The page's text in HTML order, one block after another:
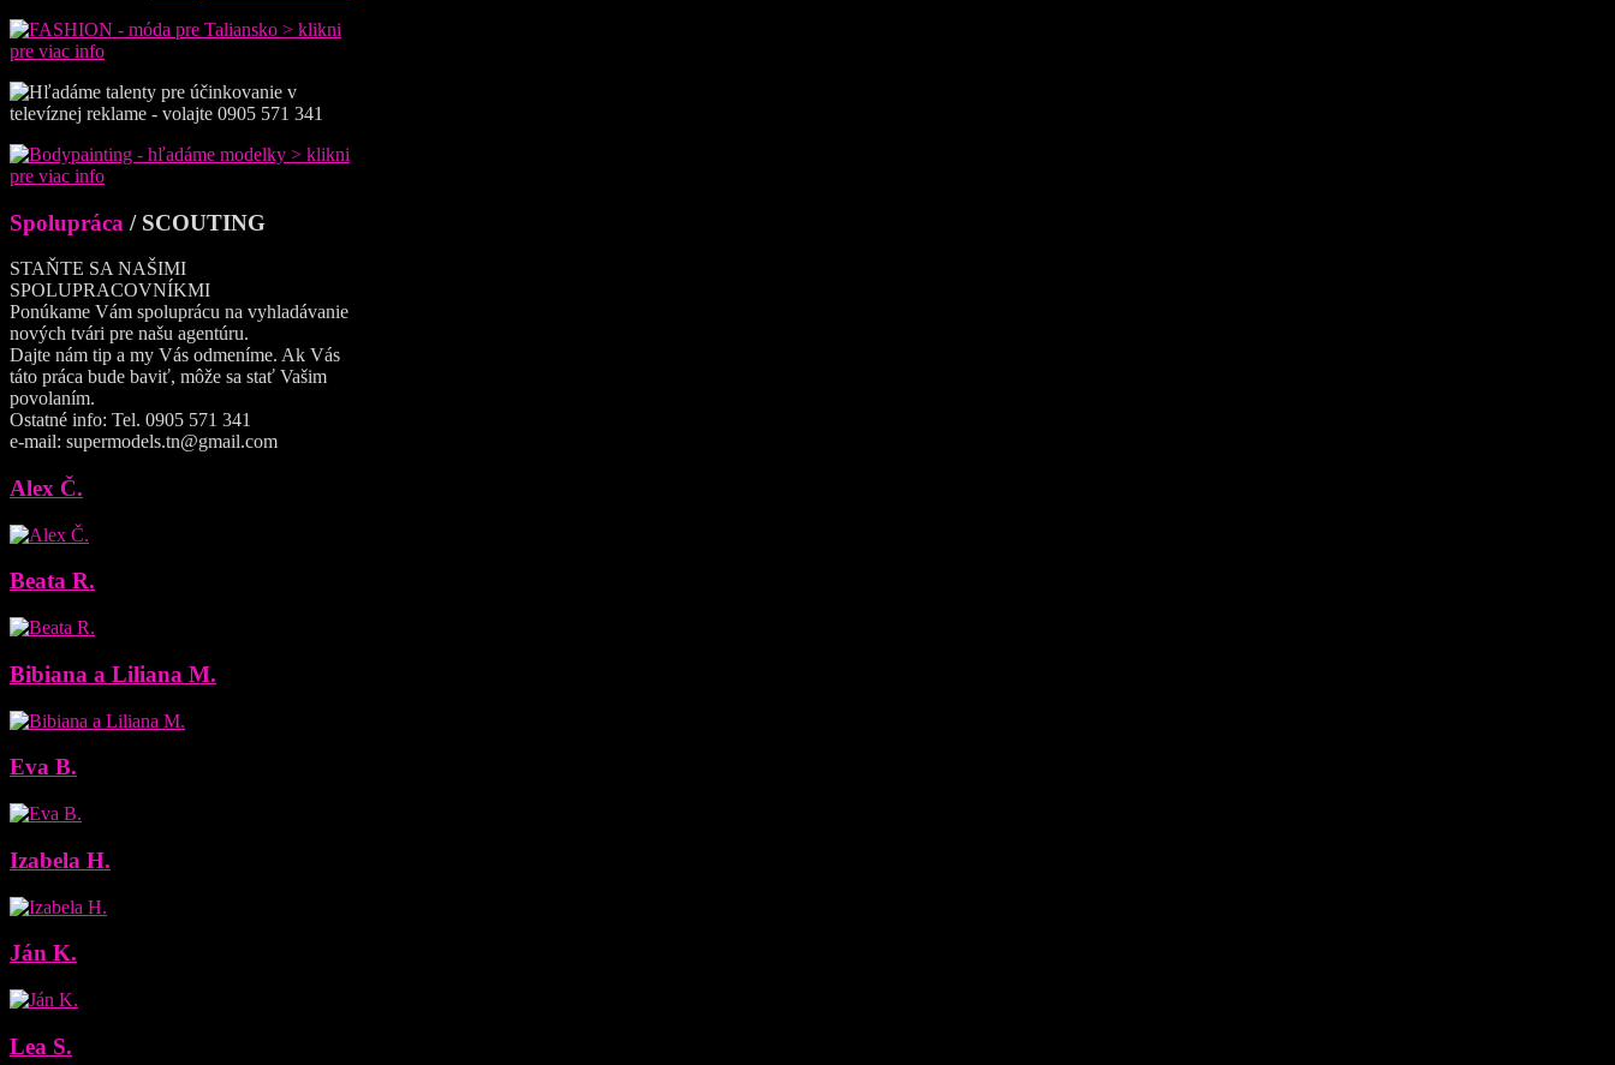
Spolupráca / SCOUTING
STAŇTE SA NAŠIMI
SPOLUPRACOVNÍKMI
Ponúkame Vám spoluprácu na vyhladávanie
nových tvári pre našu agentúru.
Dajte nám tip a my Vás odmeníme. Ak Vás
táto práca bude baviť, môže sa stať Vašim
povolaním.
Ostatné info: Tel. 0905 571 341
e-mail: supermodels.tn@gmail.com
Alex Č.
Beata R.
Bibiana a Liliana M.
Eva B.
Izabela H.
Ján K.
Lea S.